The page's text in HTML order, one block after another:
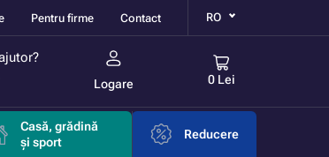
Pentru firme Contact RO
Logare 0 Lei
Casă, grădină
și sport
Reducere